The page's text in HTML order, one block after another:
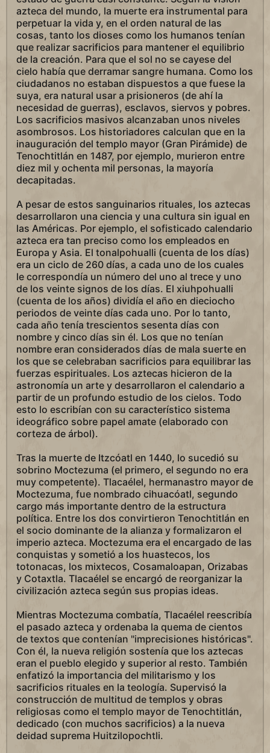
azteca del mundo, la muerte era instrumental para
perpetuar la vida y, en el orden natural de las
cosas, tanto los dioses como los humanos tenían
que realizar sacrificios para mantener el equilibrio
de la creación. Para que el sol no se cayese del
cielo había que derramar sangre humana. Como los
ciudadanos no estaban dispuestos a que fuese la
suya, era natural usar a prisioneros (de ahí la
necesidad de guerras), esclavos, siervos y pobres.
Los sacrificios masivos alcanzaban unos niveles
asombrosos. Los historiadores calculan que en la
inauguración del templo mayor (Gran Pirámide) de
Tenochtitlán en 1487, por ejemplo, murieron entre
diez mil y ochenta mil personas, la mayoría
decapitadas.
A pesar de estos sanguinarios rituales, los aztecas
desarrollaron una ciencia y una cultura sin igual en
las Américas. Por ejemplo, el sofisticado calendario
azteca era tan preciso como los empleados en
Europa y Asia. El tonalpohualli (cuenta de los días)
era un ciclo de 260 días, a cada uno de los cuales
le correspondía un número del uno al trece y uno
de los veinte signos de los días. El xiuhpohualli
(cuenta de los años) dividía el año en dieciocho
periodos de veinte días cada uno. Por lo tanto,
cada año tenía trescientos sesenta días con
nombre y cinco días sin él. Los que no tenían
nombre eran considerados días de mala suerte en
los que se celebraban sacrificios para equilibrar las
fuerzas espirituales. Los aztecas hicieron de la
astronomía un arte y desarrollaron el calendario a
partir de un profundo estudio de los cielos. Todo
esto lo escribían con su característico sistema
ideográfico sobre papel amate (elaborado con
corteza de árbol).
Tras la muerte de Itzcóatl en 1440, lo sucedió su
sobrino Moctezuma (el primero, el segundo no era
muy competente). Tlacaélel, hermanastro mayor de
Moctezuma, fue nombrado cihuacóatl, segundo
cargo más importante dentro de la estructura
política. Entre los dos convirtieron Tenochtitlán en
el socio dominante de la alianza y formalizaron el
imperio azteca. Moctezuma era el encargado de las
conquistas y sometió a los huastecos, los
totonacas, los mixtecos, Cosamaloapan, Orizabas
y Cotaxtla. Tlacaélel se encargó de reorganizar la
civilización azteca según sus propias ideas.
Mientras Moctezuma combatía, Tlacaélel reescribía
el pasado azteca y ordenaba la quema de cientos
de textos que contenían "imprecisiones históricas".
Con él, la nueva religión sostenía que los aztecas
eran el pueblo elegido y superior al resto. También
enfatizó la importancia del militarismo y los
sacrificios rituales en la teología. Supervisó la
construcción de multitud de templos y obras
religiosas como el templo mayor de Tenochtitlán,
dedicado (con muchos sacrificios) a la nueva
deidad suprema Huitzilopochtli.